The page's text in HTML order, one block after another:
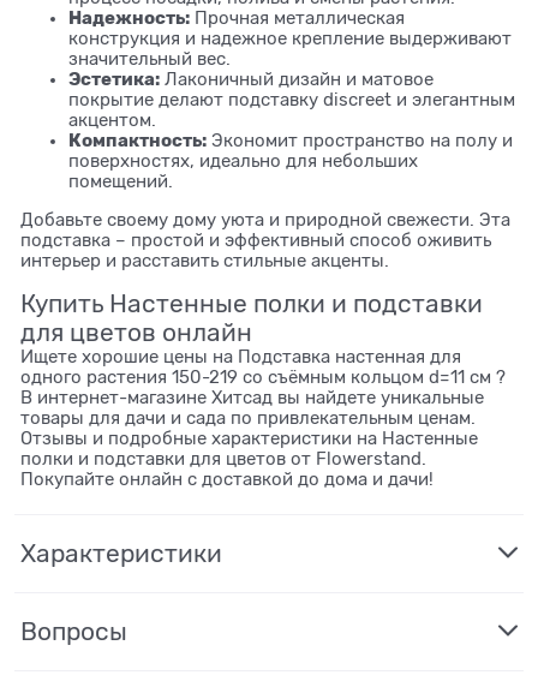
Надежность: Прочная металлическая
конструкция и надежное крепление выдерживают
значительный вес.
Эстетика: Лаконичный дизайн и матовое
покрытие делают подставку discreet и элегантным
акцентом.
Компактность: Экономит пространство на полу и
поверхностях, идеально для небольших
помещений.
Добавьте своему дому уюта и природной свежести. Эта
подставка – простой и эффективный способ оживить
интерьер и расставить стильные акценты.
Купить Настенные полки и подставки
для цветов онлайн
Ищете хорошие цены на Подставка настенная для
одного растения 150-219 со съёмным кольцом d=11 см ?
В интернет-магазине Хитсад вы найдете уникальные
товары для дачи и сада по привлекательным ценам.
Отзывы и подробные характеристики на Настенные
полки и подставки для цветов от Flowerstand.
Покупайте онлайн с доставкой до дома и дачи!
Характеристики
Вопросы